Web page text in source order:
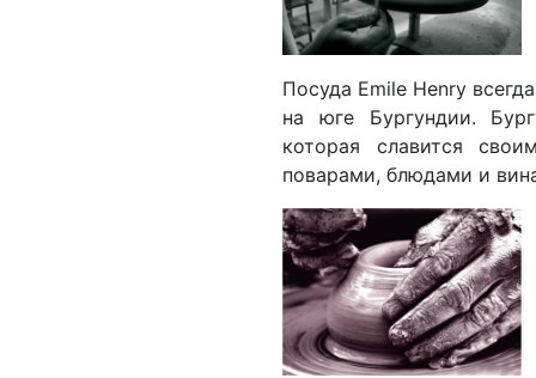
Посуда Emile Henry
на юге Бургундии.
которая славится
поварами, блюдами и